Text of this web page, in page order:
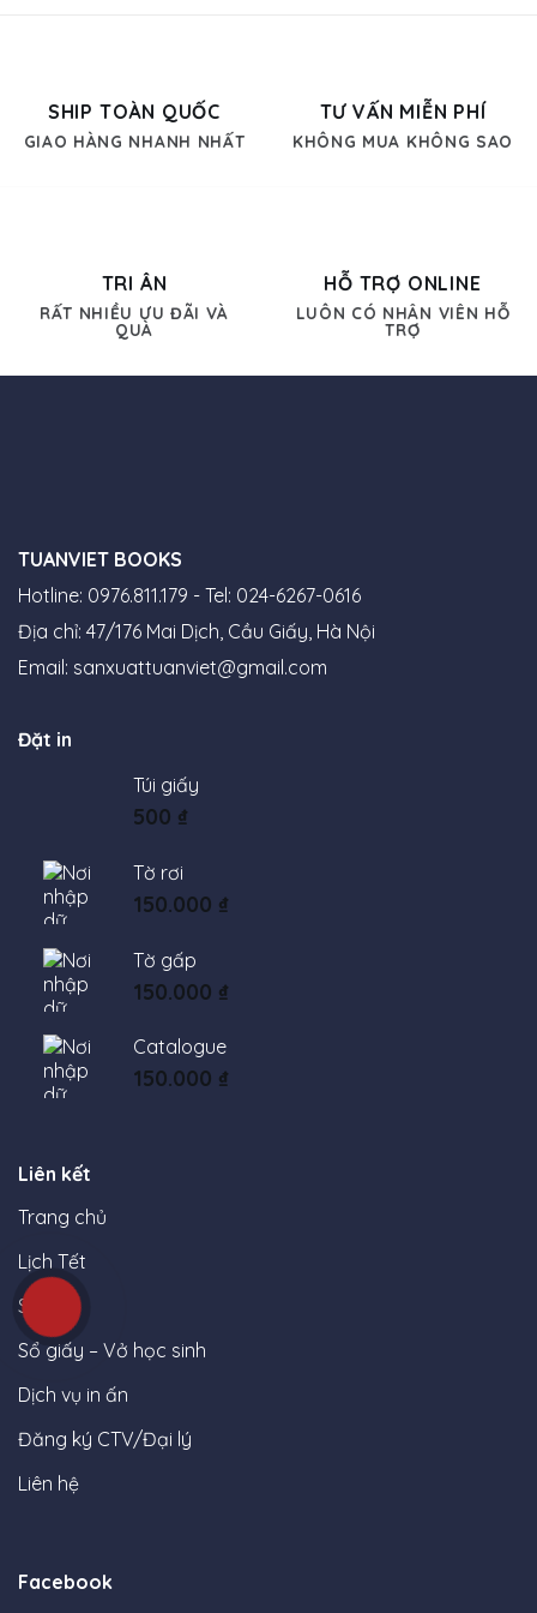
SHIP TOÀN QUỐC
GIAO HÀNG NHANH NHẤT
TƯ VẤN MIỄN PHÍ
KHÔNG MUA KHÔNG SAO
TRI ÂN
RẤT NHIỀU ƯU ĐÃI VÀ
QUÀ
HỖ TRỢ ONLINE
LUÔN CÓ NHÂN VIÊN HỖ
TRỢ
TUANVIET BOOKS
Hotline: 0976.811.179 - Tel: 024-6267-0616
Địa chỉ: 47/176 Mai Dịch, Cầu Giấy, Hà Nội
Email: sanxuattuanviet@gmail.com
Đặt in
Túi giấy
500 ₫
Tờ rơi
150.000 ₫
Tờ gấp
150.000 ₫
Catalogue
150.000 ₫
Liên kết
Trang chủ
Lịch Tết
Sách
Sổ giấy – Vở học sinh
Dịch vụ in ấn
Đăng ký CTV/Đại lý
Liên hệ
Facebook